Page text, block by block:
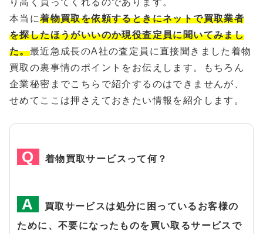
本当に着物買取を依頼するときにネットで買取業者
を探したほうがいいのか現役査定員に聞いてみまし
た。最近急成長のA社の査定員に直接聞きました着物
買取の裏事情のポイントをお伝えします。もちろん
企業秘密までこちらで紹介するのはできませんが、
せめてここは押さえておきたい情報を紹介します。
着物買取サービスって何？
買取サービスは処分に困っているお客様の
ために、不要になったものを買い取るサービスで